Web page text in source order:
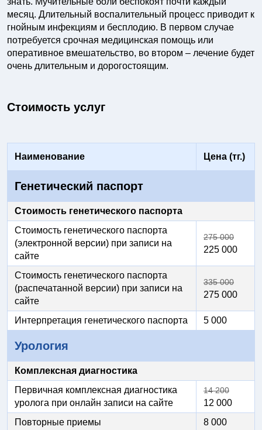
месяц. Длительный воспалительный процесс приводит к
гнойным инфекциям и бесплодию. В первом случае
потребуется срочная медицинская помощь или
оперативное вмешательство, во втором – лечение будет
очень длительным и дорогостоящим.
Стоимость услуг
Наименование Цена (тг.)
Генетический паспорт
Стоимость генетического паспорта
Стоимость генетического паспорта
(электронной версии) при записи на
сайте
275 000
225 000
Стоимость генетического паспорта
(распечатанной версии) при записи на
сайте
335 000
275 000
Интерпретация генетического паспорта 5 000
Урология
Комплексная диагностика
Первичная комплексная диагностика
уролога при онлайн записи на сайте
14 200
12 000
Повторные приемы
8 000